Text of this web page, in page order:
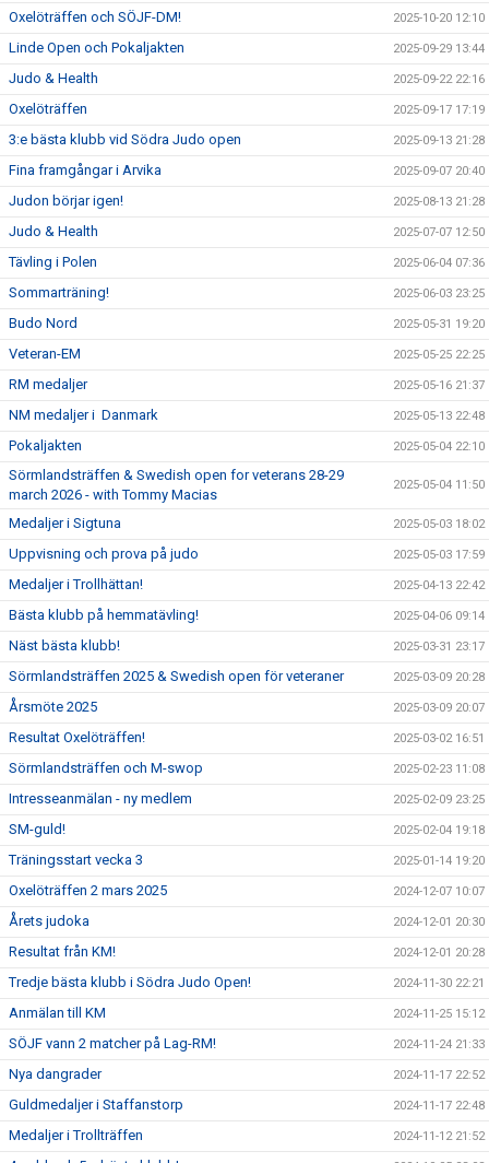
Oxelöträffen och SÖJF-DM! 2025-10-20 12:10
Linde Open och Pokaljakten 2025-09-29 13:44
Judo & Health 2025-09-22 22:16
Oxelöträffen 2025-09-17 17:19
3:e bästa klubb vid Södra Judo open 2025-09-13 21:28
Fina framgångar i Arvika 2025-09-07 20:40
Judon börjar igen! 2025-08-13 21:28
Judo & Health 2025-07-07 12:50
Tävling i Polen 2025-06-04 07:36
Sommarträning! 2025-06-03 23:25
Budo Nord 2025-05-31 19:20
Veteran-EM 2025-05-25 22:25
RM medaljer 2025-05-16 21:37
NM medaljer i Danmark 2025-05-13 22:48
Pokaljakten 2025-05-04 22:10
Sörmlandsträffen & Swedish open for veterans 28-29
march 2026 - with Tommy Macias
2025-05-04 11:50
Medaljer i Sigtuna 2025-05-03 18:02
Uppvisning och prova på judo 2025-05-03 17:59
Medaljer i Trollhättan! 2025-04-13 22:42
Bästa klubb på hemmatävling! 2025-04-06 09:14
Näst bästa klubb! 2025-03-31 23:17
Sörmlandsträffen 2025 & Swedish open för veteraner 2025-03-09 20:28
Årsmöte 2025 2025-03-09 20:07
Resultat Oxelöträffen! 2025-03-02 16:51
Sörmlandsträffen och M-swop 2025-02-23 11:08
Intresseanmälan - ny medlem 2025-02-09 23:25
SM-guld! 2025-02-04 19:18
Träningsstart vecka 3 2025-01-14 19:20
Oxelöträffen 2 mars 2025 2024-12-07 10:07
Årets judoka 2024-12-01 20:30
Resultat från KM! 2024-12-01 20:28
Tredje bästa klubb i Södra Judo Open! 2024-11-30 22:21
Anmälan till KM 2024-11-25 15:12
SÖJF vann 2 matcher på Lag-RM! 2024-11-24 21:33
Nya dangrader 2024-11-17 22:52
Guldmedaljer i Staffanstorp 2024-11-17 22:48
Medaljer i Trollträffen 2024-11-12 21:52